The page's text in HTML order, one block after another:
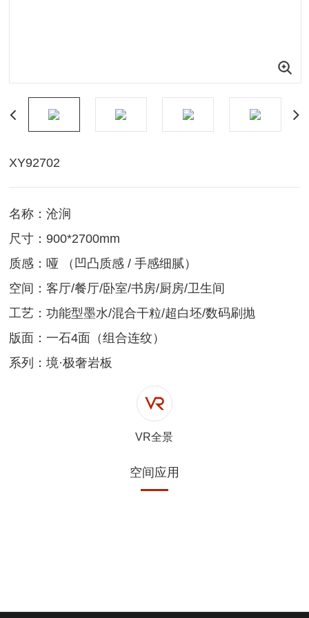
XY92702
名称：沧涧
尺寸：900*2700mm
质感：哑 （凹凸质感 / 手感细腻）
空间：客厅/餐厅/卧室/书房/厨房/卫生间
工艺：功能型墨水/混合干粒/超白坯/数码刷抛
版面：一石4面（组合连纹）
系列：境·极奢岩板
VR全景
空间应用